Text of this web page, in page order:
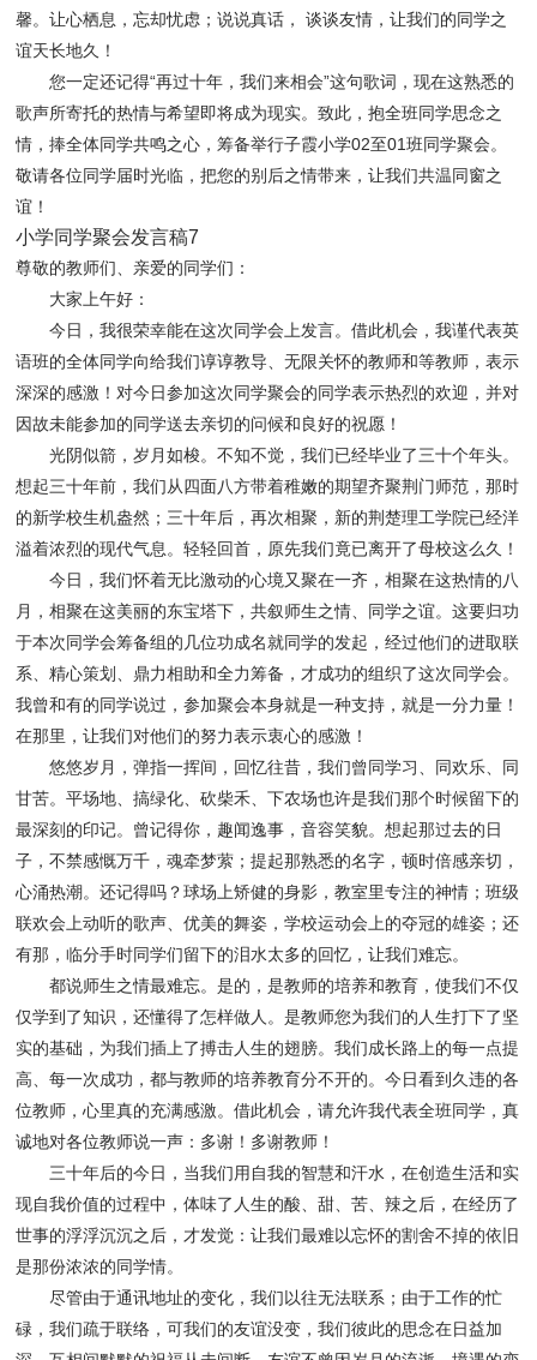
馨。让心栖息，忘却忧虑；说说真话， 谈谈友情，让我们的同学之
谊天长地久！
您一定还记得“再过十年，我们来相会”这句歌词，现在这熟悉的
歌声所寄托的热情与希望即将成为现实。致此，抱全班同学思念之
情，捧全体同学共鸣之心，筹备举行子霞小学02至01班同学聚会。
敬请各位同学届时光临，把您的别后之情带来，让我们共温同窗之
谊！
小学同学聚会发言稿7
尊敬的教师们、亲爱的同学们：
大家上午好：
今日，我很荣幸能在这次同学会上发言。借此机会，我谨代表英
语班的全体同学向给我们谆谆教导、无限关怀的教师和等教师，表示
深深的感激！对今日参加这次同学聚会的同学表示热烈的欢迎，并对
因故未能参加的同学送去亲切的问候和良好的祝愿！
光阴似箭，岁月如梭。不知不觉，我们已经毕业了三十个年头。
想起三十年前，我们从四面八方带着稚嫩的期望齐聚荆门师范，那时
的新学校生机盎然；三十年后，再次相聚，新的荆楚理工学院已经洋
溢着浓烈的现代气息。轻轻回首，原先我们竟已离开了母校这么久！
今日，我们怀着无比激动的心境又聚在一齐，相聚在这热情的八
月，相聚在这美丽的东宝塔下，共叙师生之情、同学之谊。这要归功
于本次同学会筹备组的几位功成名就同学的发起，经过他们的进取联
系、精心策划、鼎力相助和全力筹备，才成功的组织了这次同学会。
我曾和有的同学说过，参加聚会本身就是一种支持，就是一分力量！
在那里，让我们对他们的努力表示衷心的感激！
悠悠岁月，弹指一挥间，回忆往昔，我们曾同学习、同欢乐、同
甘苦。平场地、搞绿化、砍柴禾、下农场也许是我们那个时候留下的
最深刻的印记。曾记得你，趣闻逸事，音容笑貌。想起那过去的日
子，不禁感慨万千，魂牵梦萦；提起那熟悉的名字，顿时倍感亲切，
心涌热潮。还记得吗？球场上矫健的身影，教室里专注的神情；班级
联欢会上动听的歌声、优美的舞姿，学校运动会上的夺冠的雄姿；还
有那，临分手时同学们留下的泪水太多的回忆，让我们难忘。
都说师生之情最难忘。是的，是教师的培养和教育，使我们不仅
仅学到了知识，还懂得了怎样做人。是教师您为我们的人生打下了坚
实的基础，为我们插上了搏击人生的翅膀。我们成长路上的每一点提
高、每一次成功，都与教师的培养教育分不开的。今日看到久违的各
位教师，心里真的充满感激。借此机会，请允许我代表全班同学，真
诚地对各位教师说一声：多谢！多谢教师！
三十年后的今日，当我们用自我的智慧和汗水，在创造生活和实
现自我价值的过程中，体味了人生的酸、甜、苦、辣之后，在经历了
世事的浮浮沉沉之后，才发觉：让我们最难以忘怀的割舍不掉的依旧
是那份浓浓的同学情。
尽管由于通讯地址的变化，我们以往无法联系；由于工作的忙
碌，我们疏于联络，可我们的友谊没变，我们彼此的思念在日益加